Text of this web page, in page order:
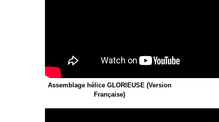
Assemblage hélice GLORIEUSE (Version
Française)